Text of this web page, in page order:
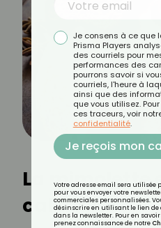
La mimolette
calorique ?
Je consens à ce que
Prisma Players
des courriels pour
performances des
pourrons savoir si
courriels, l'heure à
ainsi que des
que vous utilisez.
ces traceurs, voir
confidentialité.
Je reçois mon
Votre adresse email sera utilisée
pour vous envoyer votre
commerciales personnalisées.
désinscrire en utilisant le lien
dans la newsletter. Pour en
prenez connaissance de notre